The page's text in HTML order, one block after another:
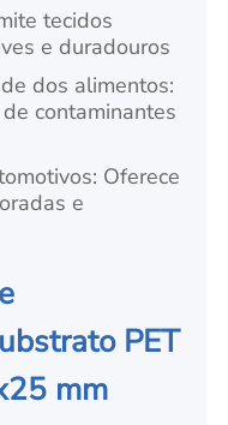
tecidos
e duradouros
dos alimentos:
contaminantes
Oferece
e
PET
mm